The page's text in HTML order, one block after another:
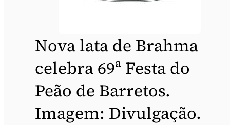
Nova lata de Brahma
celebra 69ª Festa do
Peão de Barretos.
Imagem: Divulgação.